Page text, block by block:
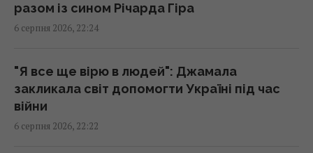
В Україну може потрапити антидронова
ракета CM-70 з Канади, - ЗМІ
Чим Україна може знищувати "Іскандери":
експерти назвали єдиний реальний варіант
21:24 четвер, 06 серпня 2026
разом із сином Річарда Гіра
6 серпня 2026, 22:24
"Я все ще вірю в людей": Джамала
закликала світ допомогти Україні під час
війни
6 серпня 2026, 22:22